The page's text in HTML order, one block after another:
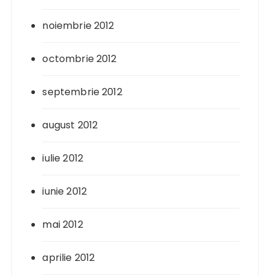
noiembrie 2012
octombrie 2012
septembrie 2012
august 2012
iulie 2012
iunie 2012
mai 2012
aprilie 2012